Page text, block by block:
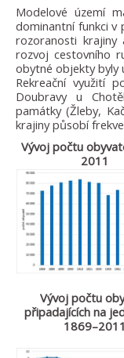
Modelové území
dominantní funkci v
rozoranosti
rozvoj cestovního
obytné objekty byly
Rekreační využití
Doubravy u
památky (Žleby,
krajiny působí
Vývoj počtu
2011
Vývoj počtu
připadajících na
1869–2011